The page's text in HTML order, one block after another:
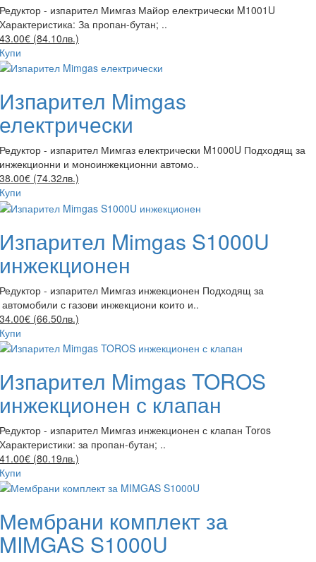
Редуктор - изпарител Мимгаз Майор електрически M1001U
Характеристика: За пропан-бутан; ..
43.00€ (84.10лв.)
Купи
Изпарител Mimgas
електрически
Редуктор - изпарител Мимгаз електрически M1000U Подходящ за
инжекционни и моноинжекционни автомо..
38.00€ (74.32лв.)
Купи
Изпарител Mimgas S1000U
инжекционен
Редуктор - изпарител Мимгаз инжекционен Подходящ за
автомобили с газови инжекциони които и..
34.00€ (66.50лв.)
Купи
Изпарител Mimgas TOROS
инжекционен с клапан
Редуктор - изпарител Мимгаз инжекционен с клапан Toros
Характеристики: за пропан-бутан; ..
41.00€ (80.19лв.)
Купи
Мембрани комплект за
MIMGAS S1000U